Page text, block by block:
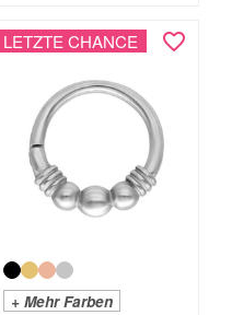
LETZTE CHANCE
+ Mehr Farben